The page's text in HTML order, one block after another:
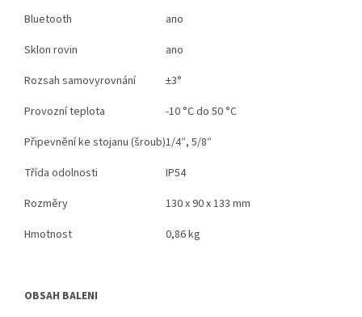
Bluetooth
ano
Sklon rovin
ano
Rozsah samovyrovnání
±3°
Provozní teplota
-10 °C do 50 °C
Připevnění ke stojanu (šroub)1/4″, 5/8″
Třída odolnosti
IP54
Rozměry
130 x 90 x 133 mm
Hmotnost
0,86 kg
OBSAH BALENI